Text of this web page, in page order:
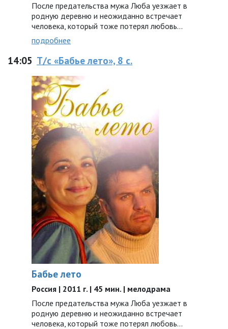
После предательства мужа Люба уезжает в
родную деревню и неожиданно встречает
человека, который тоже потерял любовь…
подробнее
14:05 Т/с «Бабье лето», 8 с.
Бабье лето
Россия | 2011 г. | 45 мин. | мелодрама
После предательства мужа Люба уезжает в
родную деревню и неожиданно встречает
человека, который тоже потерял любовь…